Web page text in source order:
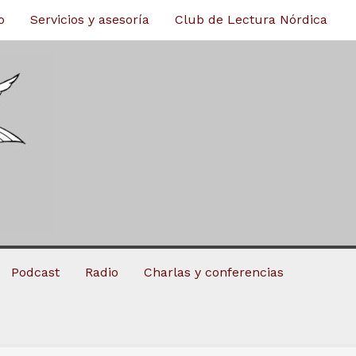
Servicios y asesoría Club de Lectura Nórdica
Podcast Radio Charlas y conferencias